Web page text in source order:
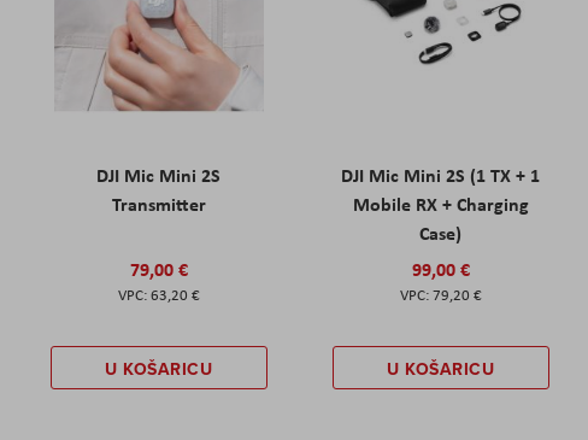
DJI Mic Mini 2S
Transmitter
79,00 €
63,20 €
U KOŠARICU
DJI Mic Mini 2S (1 TX + 1
Mobile RX + Charging
Case)
99,00 €
79,20 €
U KOŠARICU